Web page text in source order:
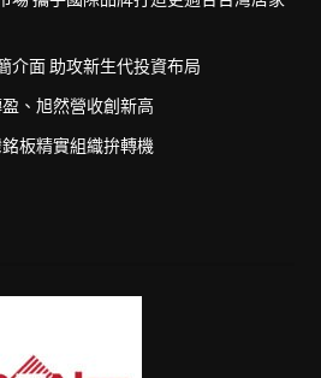
介面 助攻新生代投資布局
、旭然營收創新高
板精實組織拚轉機